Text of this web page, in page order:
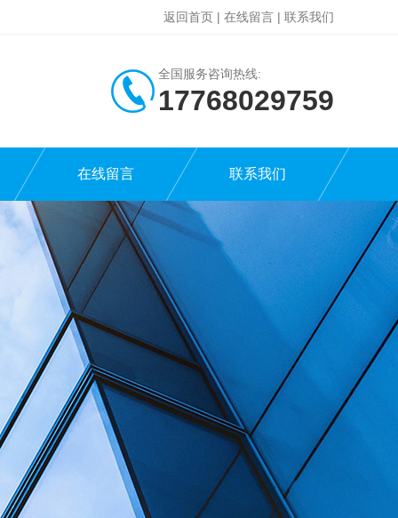
返回首页 | 在线留言 | 联系我们
全国服务咨询热线:
17768029759
在线留言 联系我们